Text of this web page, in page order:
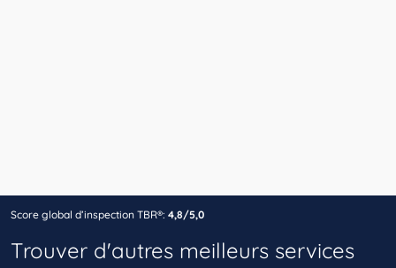
Score global d’inspection TBR®: 4,8/5,0
Trouver d'autres meilleurs services